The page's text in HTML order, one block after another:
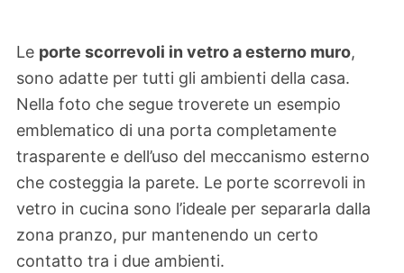
Le porte scorrevoli in vetro a esterno muro,
sono adatte per tutti gli ambienti della casa.
Nella foto che segue troverete un esempio
emblematico di una porta completamente
trasparente e dell’uso del meccanismo esterno
che costeggia la parete. Le porte scorrevoli in
vetro in cucina sono l’ideale per separarla dalla
zona pranzo, pur mantenendo un certo
contatto tra i due ambienti.